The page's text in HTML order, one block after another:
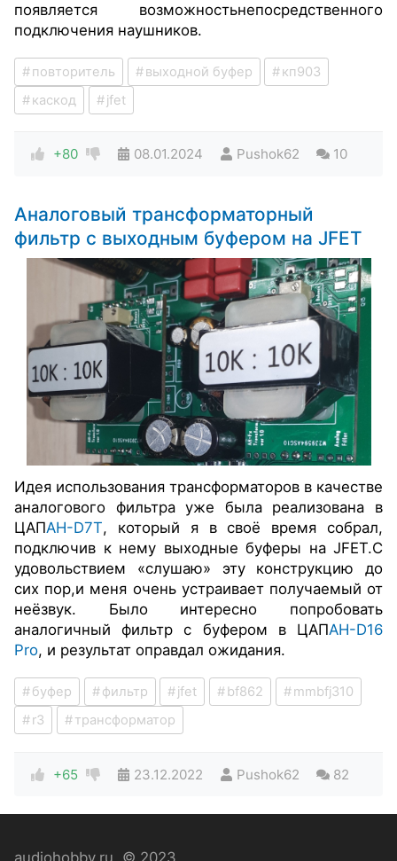
появляется возможностьнепосредственного
подключения наушников.
повторитель выходной буфер
кп903
каскод
jfet
+80 08.01.2024 Pushok62 10
Аналоговый трансформаторный
фильтр с выходным буфером на JFET
Идея использования трансформаторов в качестве
аналогового фильтра уже была реализована в
ЦАПAH-D7T, который я в своё время собрал,
подключив к нему выходные буферы на JFET.С
удовольствием «слушаю» эту конструкцию до
сих пор,и меня очень устраивает получаемый от
неёзвук. Было интересно попробовать
аналогичный фильтр с буфером в ЦАПAH-D16
Pro, и результат оправдал ожидания.
буфер фильтр jfet bf862
mmbfj310
r3
трансформатор
+65 23.12.2022 Pushok62 82
audiohobby.ru © 2023